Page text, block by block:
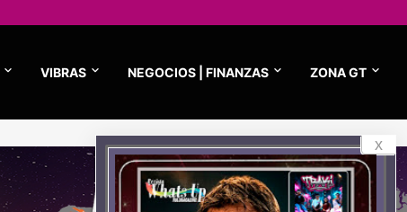
VIBRAS NEGOCIOS | FINANZAS ZONA GT
x